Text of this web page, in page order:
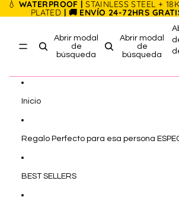
💧 WATERPROOF |STAINLESS STEEL +
PLATED | 🚚 ENVÍO 24-72HRS
Abrir modal
de
búsqueda
Abrir modal
de
búsqueda
Inicio
Regalo Perfecto para esa persona
BEST SELLERS